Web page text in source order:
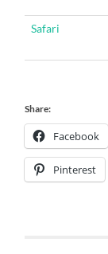
Safari
Share:
Facebook
Pinterest